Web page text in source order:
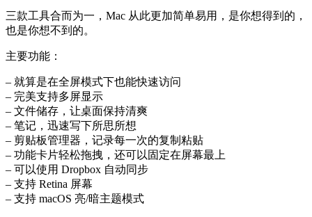
三款工具合而为一，Mac 从此更加简单易用，是你想得到的，
也是你想不到的。
主要功能：
– 就算是在全屏模式下也能快速访问
– 完美支持多屏显示
– 文件储存，让桌面保持清爽
– 笔记，迅速写下所思所想
– 剪贴板管理器，记录每一次的复制粘贴
– 功能卡片轻松拖拽，还可以固定在屏幕最上
– 可以使用 Dropbox 自动同步
– 支持 Retina 屏幕
– 支持 macOS 亮/暗主题模式